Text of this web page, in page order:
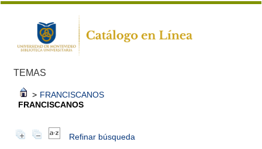
TEMAS
> FRANCISCANOS
FRANCISCANOS
Refinar búsqueda